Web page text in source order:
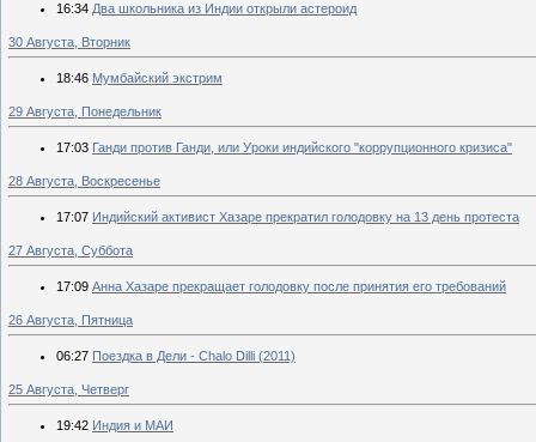
16:34 Два школьника из Индии открыли астероид
30 Августа, Вторник
18:46 Мумбайский экстрим
29 Августа, Понедельник
17:03 Ганди против Ганди, или Уроки индийского "коррупционного кризиса"
28 Августа, Воскресенье
17:07 Индийский активист Хазаре прекратил голодовку на 13 день протеста
27 Августа, Суббота
17:09 Анна Хазаре прекращает голодовку после принятия его требований
26 Августа, Пятница
06:27 Поездка в Дели - Chalo Dilli (2011)
25 Августа, Четверг
19:42 Индия и МАИ